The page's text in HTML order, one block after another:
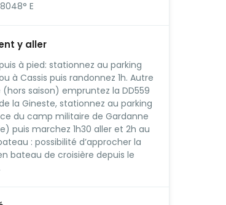
E
y aller
à pied: stationnez au parking
à Cassis puis randonnez 1h. Autre
saison) empruntez la DD559
la Gineste, stationnez au parking
du camp militaire de Gardanne
puis marchez 1h30 aller et 2h au
: possibilité d’approcher la
bateau de croisière depuis le